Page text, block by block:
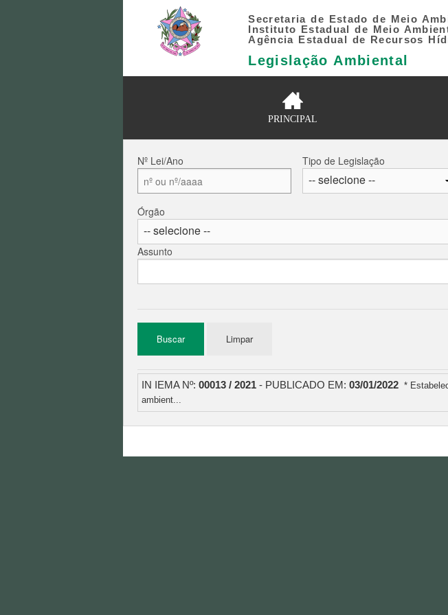
Secretaria de Estado de Meio
Instituto Estadual de Meio
Agência Estadual de Recursos
Legislação Ambiental
PRINCIPAL
Nº Lei/Ano Tipo de Legislação
Órgão
Assunto
IN IEMA Nº: 00013 / 2021 - PUBLICADO EM: 03/01/2022 *
ambient...